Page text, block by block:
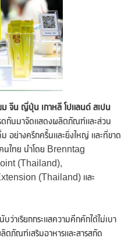
ม จีน ญี่ปุ่น เกาหลี โปแลนด์ สเปน
ดกันมาจัดแสดงผลิตภัณฑ์และส่วน
ม อย่างครึกครื้นและยิ่งใหญ่ และที่ขาด
นไทย นำโดย Brenntag
(Thailand),
(Thailand) และ
นับว่าเรียกกระแสความคึกคักได้ไม่เบา
ลิตภัณฑ์เสริมอาหารและสารสกัด